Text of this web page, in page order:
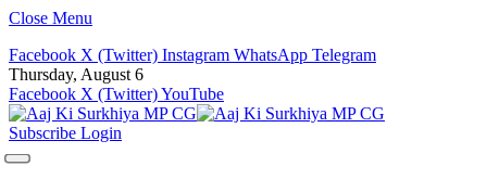
Close Menu
Facebook X (Twitter) Instagram WhatsApp Telegram
Thursday, August 6
Facebook X (Twitter)YouTube
Subscribe Login